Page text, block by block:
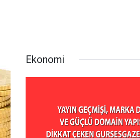
Ekonomi